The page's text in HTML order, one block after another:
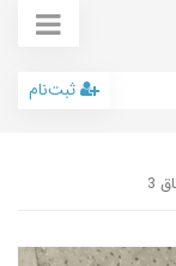
ثبت‌نام
3